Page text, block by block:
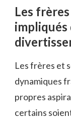
Les
impliqués
Les frères et
dynamiques
propres
certains